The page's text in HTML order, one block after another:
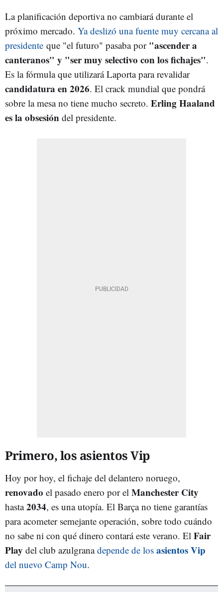
La planificación deportiva no cambiará durante el
próximo mercado. Ya deslizó una fuente muy cercana al
presidente que "el futuro" pasaba por "ascender a
canteranos" y "ser muy selectivo con los fichajes".
Es la fórmula que utilizará Laporta para revalidar
candidatura en 2026. El crack mundial que pondrá
sobre la mesa no tiene mucho secreto. Erling Haaland
es la obsesión del presidente.
Primero, los asientos Vip
Hoy por hoy, el fichaje del delantero noruego,
renovado el pasado enero por el Manchester City
hasta2034, es una utopía. El Barça no tiene garantías
para acometer semejante operación, sobre todo cuándo
no sabe ni con qué dinero contará este verano. El Fair
Play del club azulgranadepende de los asientos Vip
del nuevo Camp Nou.